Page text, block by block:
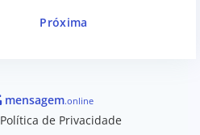
Próxima
mensagem.online
Política de Privacidade